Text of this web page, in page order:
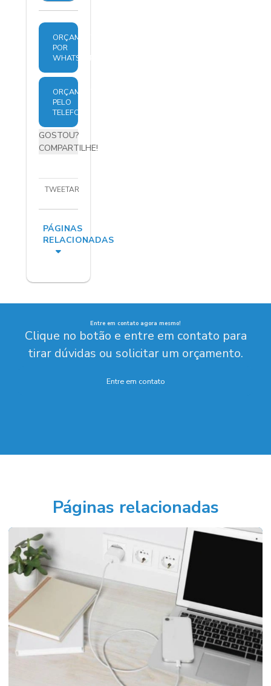
ORÇAMENTO
POR
WHATSAPP
ORÇAMENTO
PELO
TELEFONE
GOSTOU?
COMPARTILHE!
TWEETAR
PÁGINAS
RELACIONADAS
Entre em contato agora mesmo!
Clique no botão e entre em contato para
tirar dúvidas ou solicitar um orçamento.
Entre em contato
Páginas relacionadas